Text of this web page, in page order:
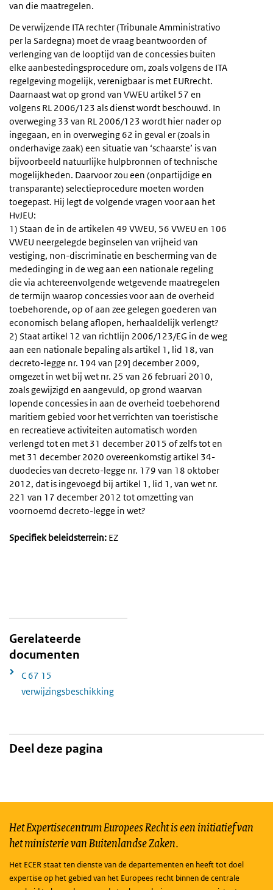
van die maatregelen.
De verwijzende ITA rechter (Tribunale Amministrativo
per la Sardegna) moet de vraag beantwoorden of
verlenging van de looptijd van de concessies buiten
elke aanbestedingsprocedure om, zoals volgens de ITA
regelgeving mogelijk, verenigbaar is met EURrecht.
Daarnaast wat op grond van VWEU artikel 57 en
volgens RL 2006/123 als dienst wordt beschouwd. In
overweging 33 van RL 2006/123 wordt hier nader op
ingegaan, en in overweging 62 in geval er (zoals in
onderhavige zaak) een situatie van ‘schaarste’ is van
bijvoorbeeld natuurlijke hulpbronnen of technische
mogelijkheden. Daarvoor zou een (onpartijdige en
transparante) selectieprocedure moeten worden
toegepast. Hij legt de volgende vragen voor aan het
HvJEU:
1) Staan de in de artikelen 49 VWEU, 56 VWEU en 106
VWEU neergelegde beginselen van vrijheid van
vestiging, non-discriminatie en bescherming van de
mededinging in de weg aan een nationale regeling
die via achtereenvolgende wetgevende maatregelen
de termijn waarop concessies voor aan de overheid
toebehorende, op of aan zee gelegen goederen van
economisch belang aflopen, herhaaldelijk verlengt?
2) Staat artikel 12 van richtlijn 2006/123/EG in de weg
aan een nationale bepaling als artikel 1, lid 18, van
decreto-legge nr. 194 van [29] december 2009,
omgezet in wet bij wet nr. 25 van 26 februari 2010,
zoals gewijzigd en aangevuld, op grond waarvan
lopende concessies in aan de overheid toebehorend
maritiem gebied voor het verrichten van toeristische
en recreatieve activiteiten automatisch worden
verlengd tot en met 31 december 2015 of zelfs tot en
met 31 december 2020 overeenkomstig artikel 34-
duodecies van decreto-legge nr. 179 van 18 oktober
2012, dat is ingevoegd bij artikel 1, lid 1, van wet nr.
221 van 17 december 2012 tot omzetting van
voornoemd decreto-legge in wet?
Specifiek beleidsterrein: EZ
Gerelateerde
documenten
C 67 15
verwijzingsbeschikking
Deel deze pagina
Het Expertisecentrum Europees Recht is een initiatief van
het ministerie van Buitenlandse Zaken.
Het ECER staat ten dienste van de departementen en heeft tot doel
expertise op het gebied van het Europees recht binnen de centrale